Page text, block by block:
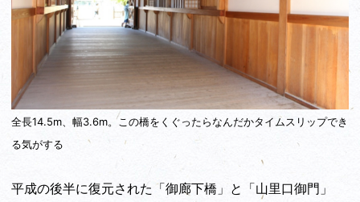
全長14.5m、幅3.6m。この橋をくぐったらなんだかタイムスリップでき
る気がする
平成の後半に復元された「御廊下橋」と「山里口御門」